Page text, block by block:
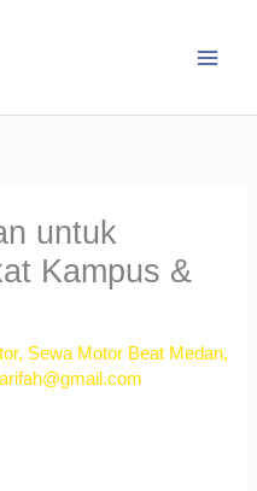
untuk
Kampus &
, Sewa Motor Beat Medan,